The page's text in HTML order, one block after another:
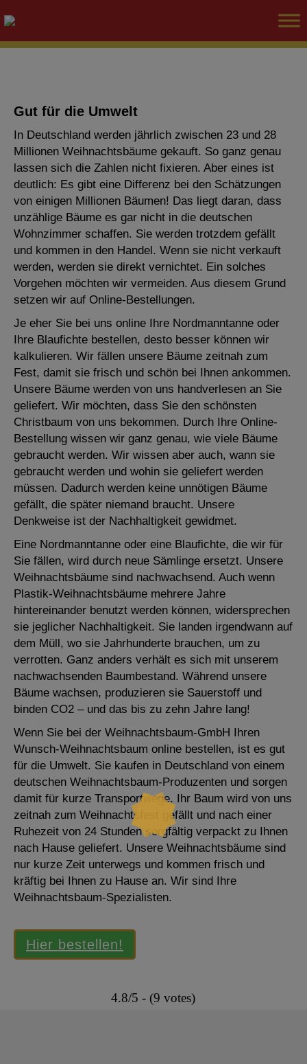
Gut für die Umwelt
In Deutschland werden jährlich zwischen 23 und 28
Millionen Weihnachtsbäume gekauft. So ganz genau
lassen sich die Zahlen nicht fixieren. Aber eines ist
deutlich: Es gibt eine Differenz bei den Schätzungen
von einigen Millionen Bäumen! Das liegt daran, dass
unzählige Bäume es gar nicht in die deutschen
Wohnzimmer schaffen. Sie werden trotzdem gefällt
und kommen in den Handel. Wenn sie nicht verkauft
werden, werden sie direkt vernichtet. Ein solches
Vorgehen möchten wir vermeiden. Aus diesem Grund
setzen wir auf Online-Bestellungen.
Je eher Sie bei uns online Ihre Nordmanntanne oder
Ihre Blaufichte bestellen, desto besser können wir
kalkulieren. Wir fällen unsere Bäume zeitnah zum
Fest, damit sie frisch und schön bei Ihnen ankommen.
Unsere Bäume werden von uns handverlesen an Sie
geliefert. Wir möchten, dass Sie den schönsten
Christbaum von uns bekommen. Durch Ihre Online-
Bestellung wissen wir ganz genau, wie viele Bäume
gebraucht werden. Wir wissen aber auch, wann sie
gebraucht werden und wohin sie geliefert werden
müssen. Dadurch werden keine unnötigen Bäume
gefällt, die später niemand braucht. Unsere
Denkweise ist der Nachhaltigkeit gewidmet.
Eine Nordmanntanne oder eine Blaufichte, die wir für
Sie fällen, wird durch neue Sämlinge ersetzt. Unsere
Weihnachtsbäume sind nachwachsend. Auch wenn
Plastik-Weihnachtsbäume mehrere Jahre
hintereinander benutzt werden können, widersprechen
sie jeglicher Nachhaltigkeit. Sie landen irgendwann auf
dem Müll, wo sie Jahrhunderte brauchen, um zu
verrotten. Ganz anders verhält es sich mit unserem
nachwachsenden Baumbestand. Während unsere
Bäume wachsen, produzieren sie Sauerstoff und
binden CO2 – und das bis zu zehn Jahre lang!
Wenn Sie bei der Weihnachtsbaum-GmbH Ihren
Wunsch-Weihnachtsbaum online bestellen, ist es gut
für die Umwelt. Sie kaufen in Deutschland von einem
deutschen Weihnachtsbaum-Produzenten und sorgen
damit für kurze Transportwege. Ihr Baum wird von uns
zeitnah zum Weihnachtsfest gefällt und nach einer
Ruhezeit von 24 Stunden sorgfältig verpackt zu Ihnen
nach Hause geliefert. Unsere Weihnachtsbäume sind
nur kurze Zeit unterwegs und kommen frisch und
kräftig bei Ihnen zu Hause an. Wir sind Ihre
Weihnachtsbaum-Spezialisten.
Hier bestellen!
4.8/5 - (9 votes)